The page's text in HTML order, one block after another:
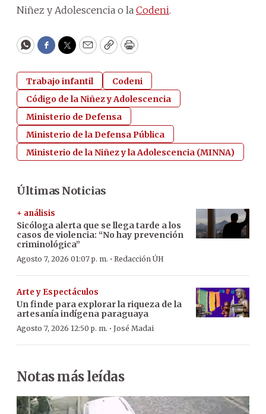
Niñez y Adolescencia o la Codeni.
WhatsApp
Facebook
Twitter
EmailCopyPrint
Trabajo infantil
Codeni
Código de la Niñez y Adolescencia
Ministerio de Defensa
Ministerio de la Defensa Pública
Ministerio de la Niñez y la Adolescencia (MINNA)
Últimas Noticias
+ análisis
Sicóloga alerta que se llega tarde a los
casos de violencia: “No hay prevención
criminológica”
Agosto 7, 2026 01:07 p. m. · Redacción ÚH
Arte y Espectáculos
Un finde para explorar la riqueza de la
artesanía indígena paraguaya
Agosto 7, 2026 12:50 p. m. · José Madai
Notas más leídas